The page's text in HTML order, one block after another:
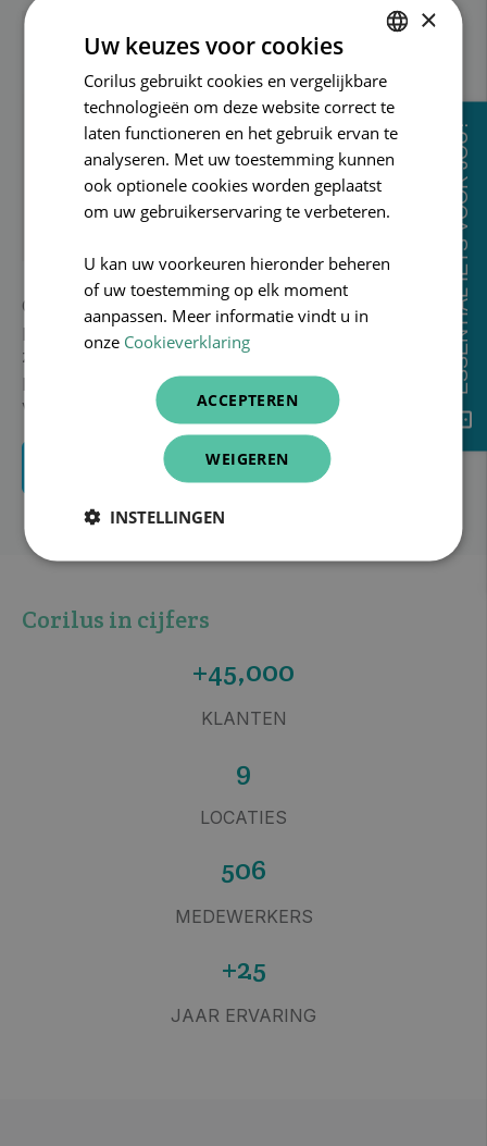
Corilus is, als toonaangevend medische software
provider, op een missie om een slim en efficiënt
zorgsysteem te ontwikkelen door zorgverleners,
patiënten en belanghebbenden met elkaar te
verbinden. Wij noemen dit Connecting Care.
MEER OVER CONNECTING CARE
Corilus in cijfers
+45,000
KLANTEN
9
LOCATIES
506
MEDEWERKERS
+25
JAAR ERVARING
DUTCH
FRENCH
×
Uw keuzes voor cookies
Corilus gebruikt cookies en vergelijkbare
technologieën om deze website correct te
laten functioneren en het gebruik ervan te
analyseren. Met uw toestemming kunnen
ook optionele cookies worden geplaatst
om uw gebruikerservaring te verbeteren.
U kan uw voorkeuren hieronder beheren
of uw toestemming op elk moment
aanpassen. Meer informatie vindt u in
onze Cookieverklaring
ACCEPTEREN
WEIGEREN
INSTELLINGEN
ESSENTIAL IETS VOOR JOU?